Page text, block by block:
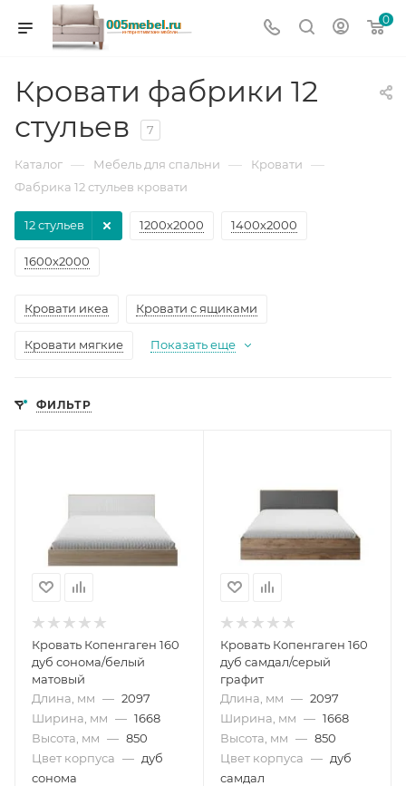
0
Кровати фабрики 12
стульев
7
Каталог — Мебель для спальни — Кровати —
Фабрика 12 стульев кровати
1200х2000 1400х2000
1600х2000
12 стульев
Кровати икеа Кровати с ящиками
Кровати мягкие Показать еще
ФИЛЬТР
Кровать Копенгаген 160
дуб сонома/белый
матовый
Длина, мм — 2097
Ширина, мм — 1668
Высота, мм — 850
Цвет корпуса — дуб
сонома
Кровать Копенгаген 160
дуб самдал/серый
графит
Длина, мм — 2097
Ширина, мм — 1668
Высота, мм — 850
Цвет корпуса — дуб
самдал